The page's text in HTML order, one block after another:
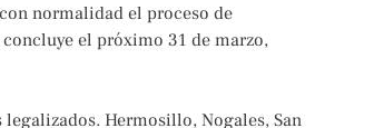
normalidad el proceso de
el próximo 31 de marzo,
Hermosillo, Nogales, San